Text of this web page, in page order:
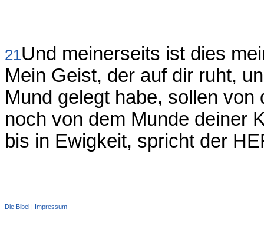
21Und meinerseits ist dies
Mein Geist, der auf dir ruht,
Mund gelegt habe, sollen
noch von dem Munde deiner
bis in Ewigkeit, spricht der
Die Bibel Impressum